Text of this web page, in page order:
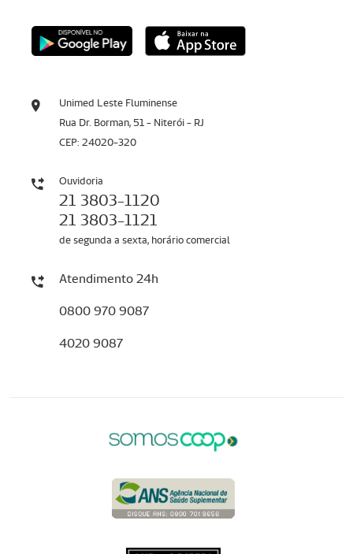
Unimed Leste Fluminense
Rua Dr. Borman, 51 - Niterói - RJ
CEP: 24020-320
Ouvidoria
21 3803-1120
21 3803-1121
de segunda a sexta, horário comercial
Atendimento 24h
0800 970 9087
4020 9087